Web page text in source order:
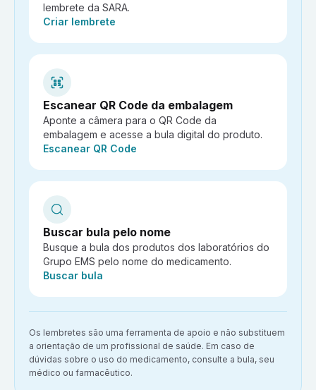
lembrete da SARA.
Ação:
Criar lembrete
Escanear QR Code da embalagem
Aponte a câmera para o QR Code da
embalagem e acesse a bula digital do produto.
Ação:
Escanear QR Code
Buscar bula pelo nome
Busque a bula dos produtos dos laboratórios do
Grupo EMS pelo nome do medicamento.
Ação:
Buscar bula
Aviso importante:
Os lembretes são uma ferramenta de apoio e não substituem
a orientação de um profissional de saúde. Em caso de
dúvidas sobre o uso do medicamento, consulte a bula, seu
médico ou farmacêutico.